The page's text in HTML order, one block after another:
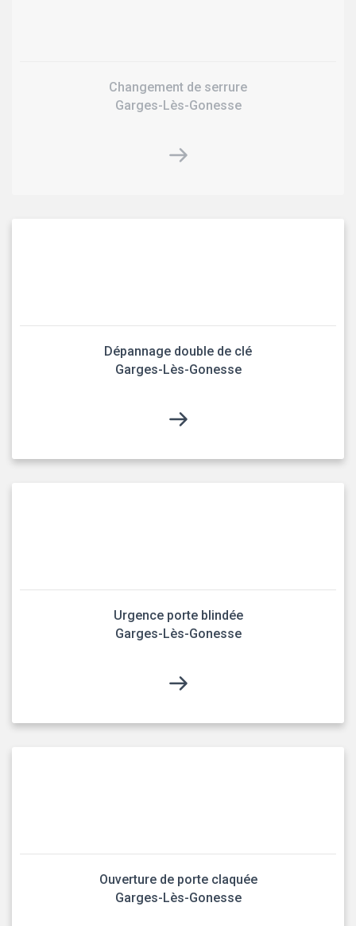
Changement de serrure
Garges-Lès-Gonesse
Dépannage double de clé
Garges-Lès-Gonesse
Urgence porte blindée
Garges-Lès-Gonesse
Ouverture de porte claquée
Garges-Lès-Gonesse